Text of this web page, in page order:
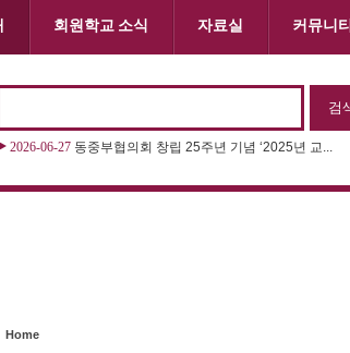
회원학교 소식 자료실 커뮤니티
2026-06-27 2026 “제11회 동화구연대회 & 제22회 나...
Home